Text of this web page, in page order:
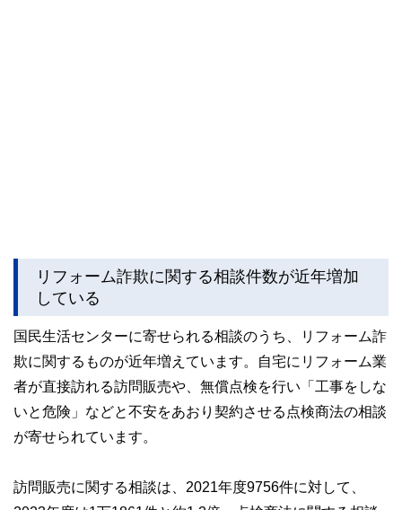
リフォーム詐欺に関する相談件数が近年増加
している
国民生活センターに寄せられる相談のうち、リフォーム詐
欺に関するものが近年増えています。自宅にリフォーム業
者が直接訪れる訪問販売や、無償点検を行い「工事をしな
いと危険」などと不安をあおり契約させる点検商法の相談
が寄せられています。
訪問販売に関する相談は、2021年度9756件に対して、